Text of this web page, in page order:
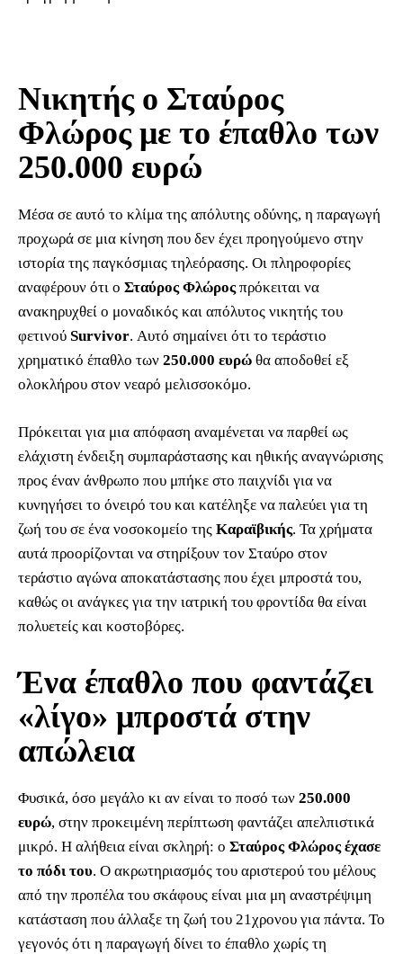
Νικητής ο Σταύρος
Φλώρος με το έπαθλο των
250.000 ευρώ
Μέσα σε αυτό το κλίμα της απόλυτης οδύνης, η παραγωγή
προχωρά σε μια κίνηση που δεν έχει προηγούμενο στην
ιστορία της παγκόσμιας τηλεόρασης. Οι πληροφορίες
αναφέρουν ότι ο Σταύρος Φλώροςπρόκειται να
ανακηρυχθεί ο μοναδικός και απόλυτος νικητής του
φετινού Survivor. Αυτό σημαίνει ότι το τεράστιο
χρηματικό έπαθλο των 250.000 ευρώ θα αποδοθεί εξ
ολοκλήρου στον νεαρό μελισσοκόμο.
Πρόκειται για μια απόφαση αναμένεται να παρθεί ως
ελάχιστη ένδειξη συμπαράστασης και ηθικής αναγνώρισης
προς έναν άνθρωπο που μπήκε στο παιχνίδι για να
κυνηγήσει το όνειρό του και κατέληξε να παλεύει για τη
ζωή του σε ένα νοσοκομείο της Καραϊβικής. Τα χρήματα
αυτά προορίζονται να στηρίξουν τον Σταύρο στον
τεράστιο αγώνα αποκατάστασης που έχει μπροστά του,
καθώς οι ανάγκες για την ιατρική του φροντίδα θα είναι
πολυετείς και κοστοβόρες.
Ένα έπαθλο που φαντάζει
«λίγο» μπροστά στην
απώλεια
Φυσικά, όσο μεγάλο κι αν είναι το ποσό των 250.000
ευρώ, στην προκειμένη περίπτωση φαντάζει απελπιστικά
μικρό. Η αλήθεια είναι σκληρή: ο Σταύρος Φλώρος έχασε
το πόδι του. Ο ακρωτηριασμός του αριστερού του μέλους
από την προπέλα του σκάφους είναι μια μη αναστρέψιμη
κατάσταση που άλλαξε τη ζωή του 21χρονου για πάντα. Το
γεγονός ότι η παραγωγή δίνει το έπαθλο χωρίς τη